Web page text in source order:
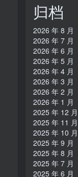
归档
2026 年 8 月
2026 年 7 月
2026 年 6 月
2026 年 5 月
2026 年 4 月
2026 年 3 月
2026 年 2 月
2026 年 1 月
2025 年 12 月
2025 年 11 月
2025 年 10 月
2025 年 9 月
2025 年 8 月
2025 年 7 月
2025 年 6 月